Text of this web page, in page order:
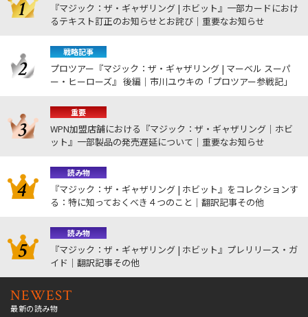
『マジック：ザ・ギャザリング | ホビット』一部カードにおけ
るテキスト訂正のお知らせとお詫び｜重要なお知らせ
戦略記事
プロツアー『マジック：ザ・ギャザリング | マーベル スーパ
ー・ヒーローズ』 後編｜市川ユウキの「プロツアー参戦記」
重要
WPN加盟店舗における『マジック：ザ・ギャザリング｜ホビ
ット』一部製品の発売遅延について｜重要なお知らせ
読み物
『マジック：ザ・ギャザリング | ホビット』をコレクションす
る：特に知っておくべき４つのこと｜翻訳記事その他
読み物
『マジック：ザ・ギャザリング | ホビット』プレリリース・ガ
イド｜翻訳記事その他
NEWEST
最新の読み物